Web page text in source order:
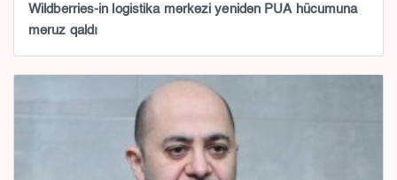
Wildberries-in logistika mərkəzi yenidən PUA hücumuna
məruz qaldı